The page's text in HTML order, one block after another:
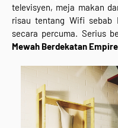
televisyen, meja makan
risau tentang Wifi sebab
secara percuma. Serius
Mewah Berdekatan